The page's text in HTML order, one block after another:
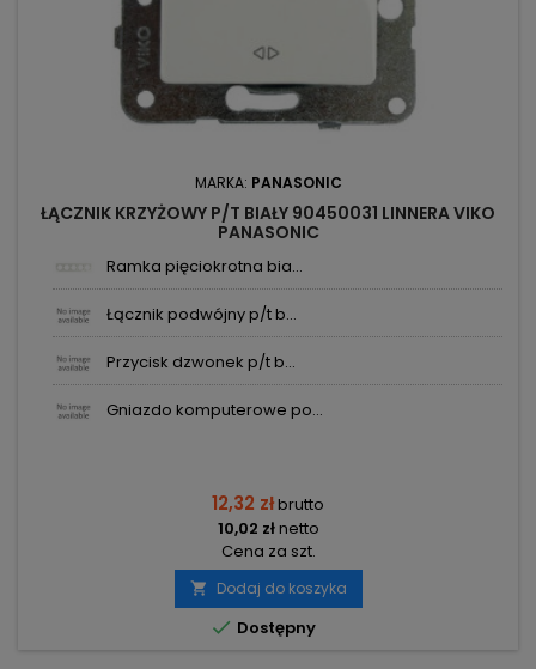
MARKA: PANASONIC
ŁĄCZNIK KRZYŻOWY P/T BIAŁY 90450031 LINNERA VIKO
PANASONIC
Ramka pięciokrotna bia...
Łącznik podwójny p/t b...
Przycisk dzwonek p/t b...
Gniazdo komputerowe po...
12,32 złbrutto
10,02 złnetto
Cena za szt.
 Dodaj do koszyka
 Dostępny